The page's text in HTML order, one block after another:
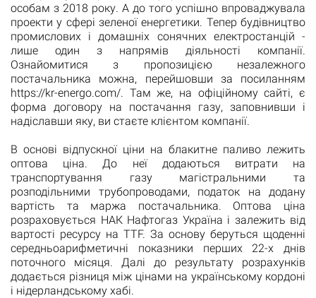
особам з 2018 року. А до того успішно впроваджувала
проекти у сфері зеленої енергетики. Тепер будівництво
промислових і домашніх сонячних електростанцій -
лише один з напрямів діяльності компанії.
Ознайомитися з пропозицією незалежного
постачальника можна, перейшовши за посиланням
https://kr-energo.com/. Там же, на офіційному сайті, є
форма договору на постачання газу, заповнивши і
надіславши яку, ви стаєте клієнтом компанії.
В основі відпускної ціни на блакитне паливо лежить
оптова ціна. До неї додаються витрати на
транспортування газу магістральними та
розподільними трубопроводами, податок на додану
вартість та маржа постачальника. Оптова ціна
розраховується НАК Нафтогаз Україна і залежить від
вартості ресурсу на ТТF. За основу беруться щоденні
середньоарифметичні показники перших 22-х днів
поточного місяця. Далі до результату розрахунків
додається різниця між цінами на українському кордоні
і нідерландському хабі.